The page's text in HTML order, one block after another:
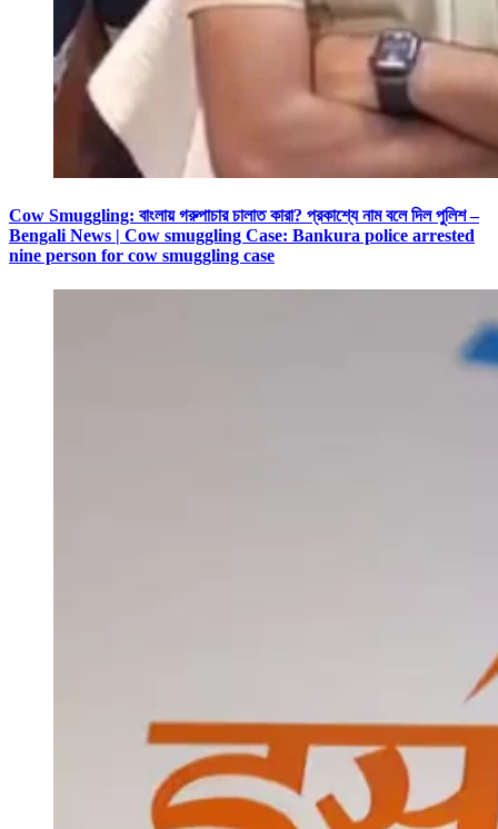
Cow Smuggling: বাংলায় গরুপাচার চালাত কারা? প্রকাশ্যে নাম বলে দিল পুলিশ –
Bengali News | Cow smuggling Case: Bankura police arrested
nine person for cow smuggling case